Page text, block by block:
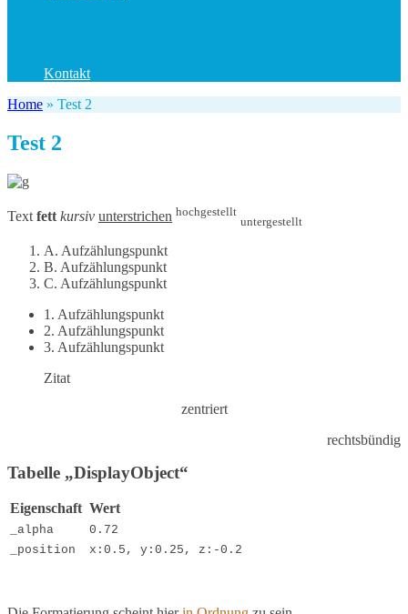
Kontakt
Home » Test 2
Test 2
Text fett kursiv unterstrichen hochgestellt
untergestellt
A. Aufzählungspunkt
B. Aufzählungspunkt
C. Aufzählungspunkt
1. Aufzählungspunkt
2. Aufzählungspunkt
3. Aufzählungspunkt
Zitat
zentriert
rechtsbündig
Tabelle „DisplayObject“
Eigenschaft Wert
_alpha
0.72
_position
x:0.5, y:0.25, z:-0.2